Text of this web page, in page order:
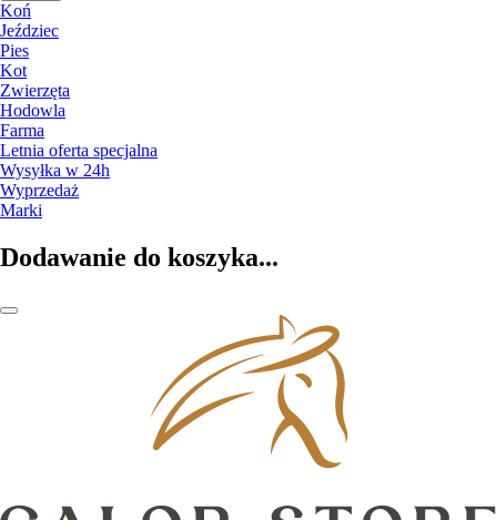
Koń
Jeździec
Pies
Kot
Zwierzęta
Hodowla
Farma
Letnia oferta specjalna
Wysyłka w 24h
Wyprzedaż
Marki
Dodawanie do koszyka...